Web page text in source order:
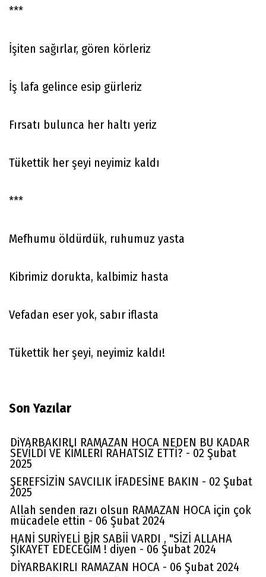
***
İşiten sağırlar, gören körleriz
İş lafa gelince esip gürleriz
Fırsatı bulunca her haltı yeriz
Tükettik her şeyi neyimiz kaldı
***
Mefhumu öldürdük, ruhumuz yasta
Kibrimiz dorukta, kalbimiz hasta
Vefadan eser yok, sabır iflasta
Tükettik her şeyi, neyimiz kaldı!
Son Yazılar
DiYARBAKIRLI RAMAZAN HOCA NEDEN BU KADAR
SEVİLDİ VE KİMLERİ RAHATSIZ ETTİ? - 02 Şubat
2025
ŞEREFSİZİN SAVCILIK İFADESİNE BAKIN - 02 Şubat
2025
Allah senden razı olsun RAMAZAN HOCA için çok
mücadele ettin - 06 Şubat 2024
HANİ SURİYELİ BİR SABİİ VARDI , "SİZİ ALLAHA
ŞİKAYET EDECEĞİM ! diyen - 06 Şubat 2024
DİYARBAKIRLI RAMAZAN HOCA - 06 Şubat 2024